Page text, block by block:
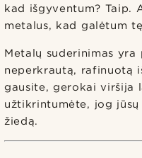
kad išgyventum? Taip.
metalus, kad galėtum
Metalų suderinimas
neperkrautą, rafinuotą
gausite, gerokai viršija
užtikrintumėte, jog
žiedą.